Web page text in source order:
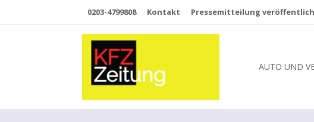
0203-4799808 Kontakt Pressemitteilung
AUTO UND